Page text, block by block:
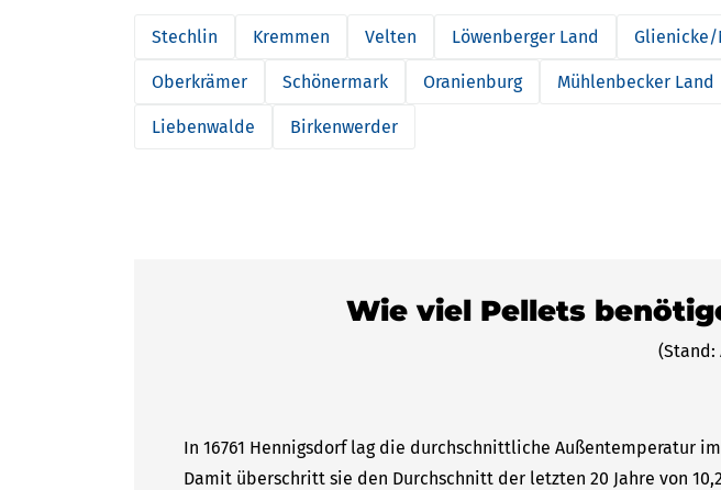
Stechlin Kremmen Velten Löwenberger Land Glienicke/
Oberkrämer Schönermark Oranienburg Mühlenbecker Land
Liebenwalde Birkenwerder
Wie viel Pellets
(Stand:
In 16761 Hennigsdorf lag die durchschnittliche Außentemperatur im
Damit überschritt sie den Durchschnitt der letzten 20 Jahre von